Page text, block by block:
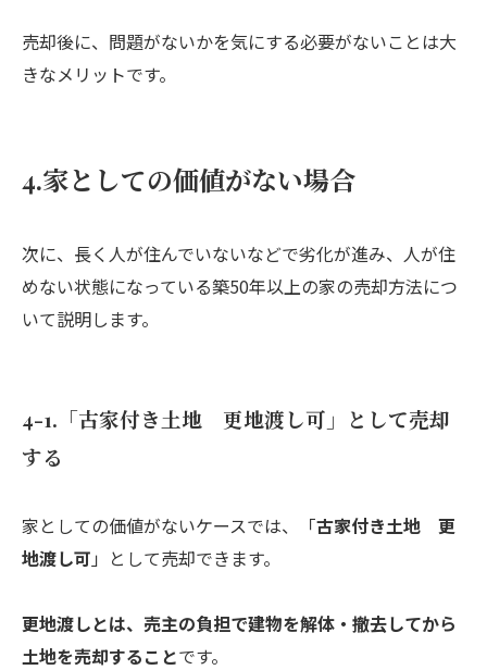
売却後に、問題がないかを気にする必要がないことは大
きなメリットです。
4.家としての価値がない場合
次に、長く人が住んでいないなどで劣化が進み、人が住
めない状態になっている築50年以上の家の売却方法につ
いて説明します。
4-1.「古家付き土地 更地渡し可」として売却
する
家としての価値がないケースでは、「古家付き土地 更
地渡し可 」として売却できます。
更地渡しとは、売主の負担で建物を解体・撤去してから
土地を売却することです。